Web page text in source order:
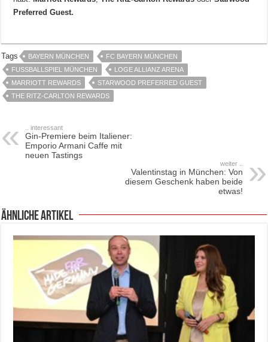
Preferred Guest.
Tags BAYERN MÜNCHEN
FC BAYERN MÜNCHEN
FUSSBALLSPIEL MÜNCHEN
LOGE ALLIANZ ARENA
MARRIOTT REWARDS
STARWOOD PREFERRED GUEST
THE RITZ-CARLTON REWARDS
.. interessant
Gin-Premiere beim Italiener:
Emporio Armani Caffe mit
neuen Tastings
weiter ..
Valentinstag in München: Von
diesem Geschenk haben beide
etwas!
ähnliche Artikel